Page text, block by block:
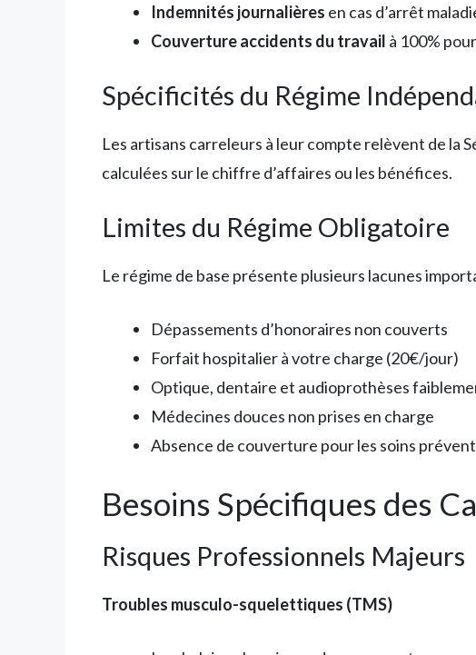
Indemnités journalières en cas d’arrêt
Couverture accidents du travail à 100%
Spécificités du Régime
Les artisans carreleurs à leur compte relèvent de la
calculées sur le chiffre d’affaires ou les bénéfices.
Limites du Régime Obligatoire
Le régime de base présente plusieurs lacunes
Dépassements d’honoraires non couverts
Forfait hospitalier à votre charge (20€/jour)
Optique, dentaire et audioprothèses
Médecines douces non prises en charge
Absence de couverture pour les soins
Besoins Spécifiques des
Risques Professionnels Majeurs
Troubles musculo-squelettiques (TMS)